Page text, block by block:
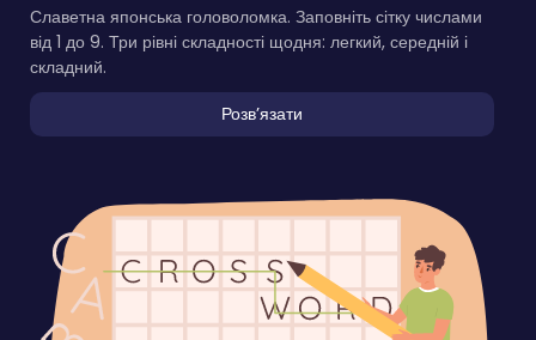
Славетна японська головоломка. Заповніть сітку числами
від 1 до 9. Три рівні складності щодня: легкий, середній і
складний.
Розвʼязати